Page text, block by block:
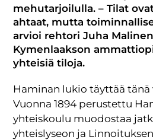
mehutarjoilulla. – Tilat
ahtaat, mutta
arvioi rehtori Juha
Kymenlaakson
yhteisiä tiloja.
Haminan lukio täyttää tänä
Vuonna 1894 perustettu
yhteiskoulu muodostaa
yhteislyseon ja